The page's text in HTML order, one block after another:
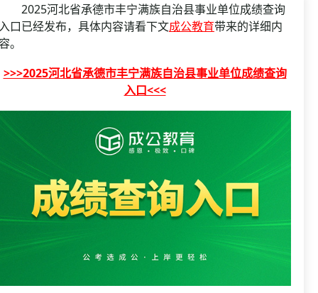
面试补录
公务员课程
国企/银行考试
河北省承德市丰宁满族自治县事业单位成绩查询
口已经发布，具体内容请看下文成公教育带来的详细内
。
>>>2025河北省承德市丰宁满族自治县事业单位成绩查询
入口<<<